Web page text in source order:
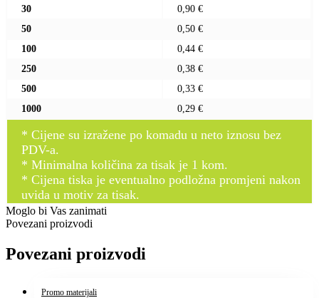
30
0,90 €
50
0,50 €
100
0,44 €
250
0,38 €
500
0,33 €
1000
0,29 €
* Cijene su izražene po komadu u neto iznosu bez
PDV-a.
* Minimalna količina za tisak je 1 kom.
* Cijena tiska je eventualno podložna promjeni nakon
uvida u motiv za tisak.
Moglo bi Vas zanimati
Povezani proizvodi
Povezani proizvodi
Promo materijali